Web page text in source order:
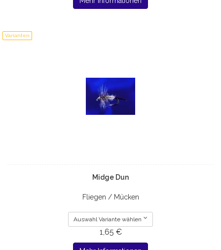
Varianten
Midge Dun
Fliegen / Mücken
Auswahl Variante wählen
1,65 €